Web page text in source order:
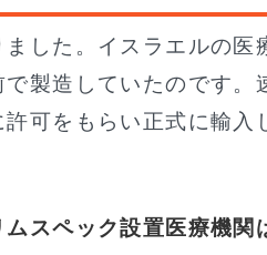
した。イスラエルの
で製造していたのです
可をもらい正式に輸
スペック設置医療機関